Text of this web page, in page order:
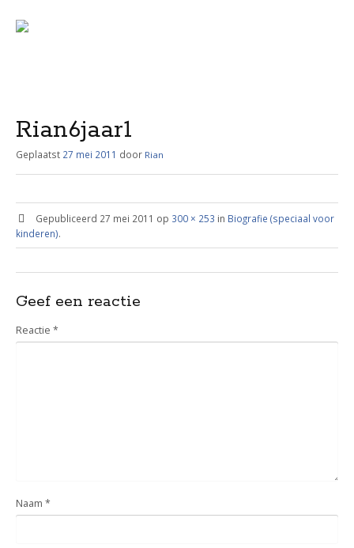
Rian6jaar1
Geplaatst 27 mei 2011 door Rian
Gepubliceerd 27 mei 2011 op 300 × 253 in Biografie (speciaal voor
kinderen).
Geef een reactie
Reactie *
Naam *